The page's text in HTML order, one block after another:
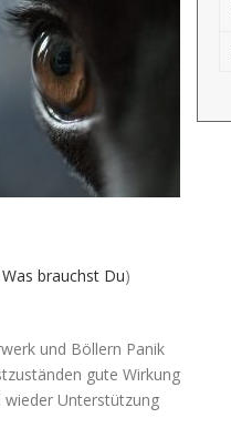
brauchst Du)
und Böllern Panik
gute Wirkung
wieder Unterstützung